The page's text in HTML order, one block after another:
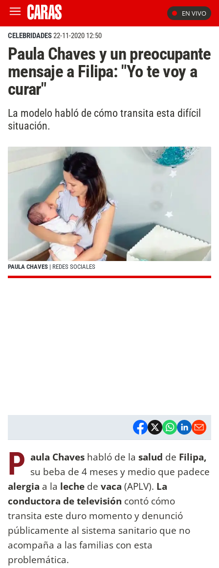
EN VIVO
CELEBRIDADES22-11-2020 12:50
Paula Chaves y un preocupante
mensaje a Filipa: "Yo te voy a
curar"
La modelo habló de cómo transita esta difícil
situación.
PAULA CHAVES | REDES SOCIALES
P aula Chaves habló de la salud de Filipa,
su beba de 4 meses y medio que padece
alergia a la leche de vaca (APLV). La
conductora de televisión contó cómo
transita este duro momento y denunció
públicamente al sistema sanitario que no
acompaña a las familias con esta
problemática.